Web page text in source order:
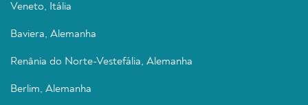
Veneto, Itália
Baviera, Alemanha
Renânia do Norte-Vestefália, Alemanha
Berlim, Alemanha